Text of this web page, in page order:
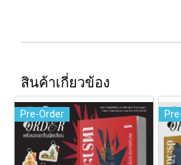
สินค้าเกี่ยวข้อง
Pre-Order